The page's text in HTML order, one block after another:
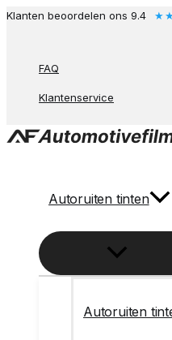
Ga
Klanten beoordelen ons 9.4 ★
FAQ
Klantenservice
Autoruiten tinten
Autoruiten